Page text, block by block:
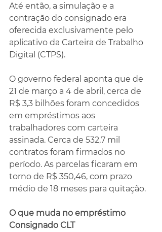
Até então, a simulação e a
contração do consignado era
oferecida exclusivamente pelo
aplicativo da Carteira de Trabalho
Digital (CTPS).
O governo federal aponta que de
21 de março a 4 de abril, cerca de
R$ 3,3 bilhões foram concedidos
em empréstimos aos
trabalhadores com carteira
assinada. Cerca de 532,7 mil
contratos foram firmados no
período. As parcelas ficaram em
torno de R$ 350,46, com prazo
médio de 18 meses para quitação.
O que muda no empréstimo
Consignado CLT